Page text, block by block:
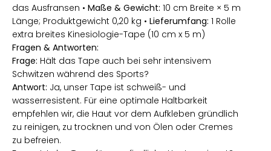
das Ausfransen • Maße & Gewicht: 10 cm Breite × 5 m
Länge; Produktgewicht 0,20 kg • Lieferumfang: 1 Rolle
extra breites Kinesiologie-Tape (10 cm x 5 m)
Fragen & Antworten:
Frage: Hält das Tape auch bei sehr intensivem
Schwitzen während des Sports?
Antwort: Ja, unser Tape ist schweiß- und
wasserresistent. Für eine optimale Haltbarkeit
empfehlen wir, die Haut vor dem Aufkleben gründlich
zu reinigen, zu trocknen und von Ölen oder Cremes
zu befreien.